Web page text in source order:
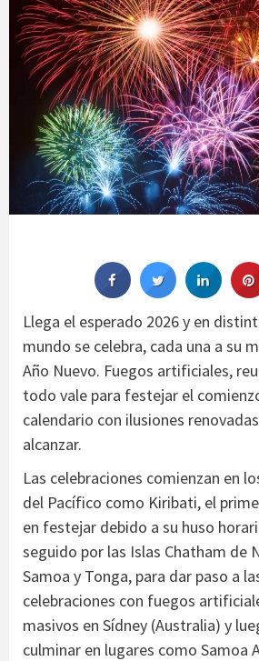
Llega el esperado 2026 y en
mundo se celebra, cada una a su
Año Nuevo. Fuegos artificiales,
todo vale para festejar el
calendario con ilusiones
alcanzar.
Las celebraciones comienzan en
del Pacífico como Kiribati, el
en festejar debido a su huso
seguido por las Islas Chatham de
Samoa y Tonga, para dar paso a
celebraciones con fuegos
masivos en Sídney (Australia) y
culminar en lugares como Samoa